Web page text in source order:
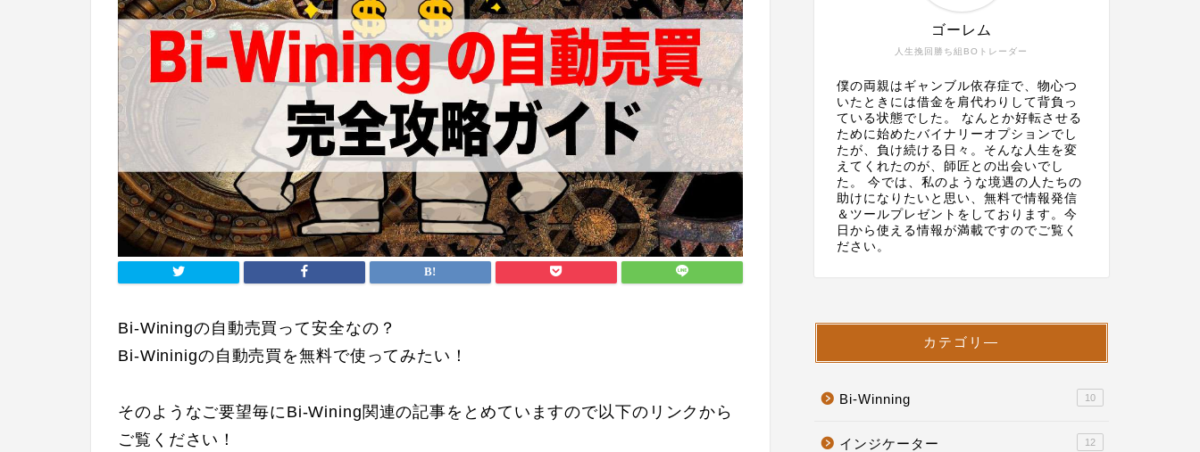
Bi-Winingの自動売買って安全なの？
Bi-Wininigの自動売買を無料で使ってみたい！
そのようなご要望毎にBi-Wining関連の記事をとめていますので以下のリンクから
ご覧ください！
人生挽回勝ち組BOトレーダー
ゴーレム
僕の両親はギャンブル依存症で、物心つ
いたときには借金を肩代わりして背負っ
ている状態でした。 なんとか好転させる
ために始めたバイナリーオプションでし
たが、負け続ける日々。そんな人生を変
えてくれたのが、師匠との出会いでし
た。 今では、私のような境遇の人たちの
助けになりたいと思い、無料で情報発信
＆ツールプレゼントをしております。今
日から使える情報が満載ですのでご覧く
ださい。
カテゴリ―
Bi-Winning 10
インジケーター 12